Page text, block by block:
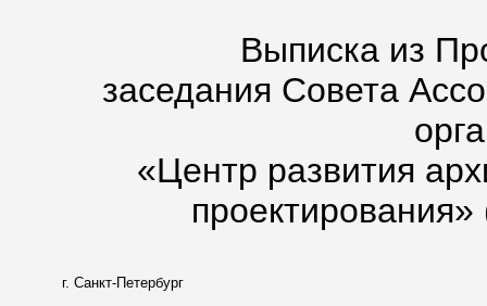
Выписка из
заседания Совета
«Центр развития
г. Санкт-Петербург